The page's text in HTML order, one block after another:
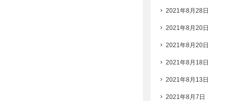
2021年8月28日
2021年8月20日
2021年8月20日
2021年8月18日
2021年8月13日
2021年8月7日